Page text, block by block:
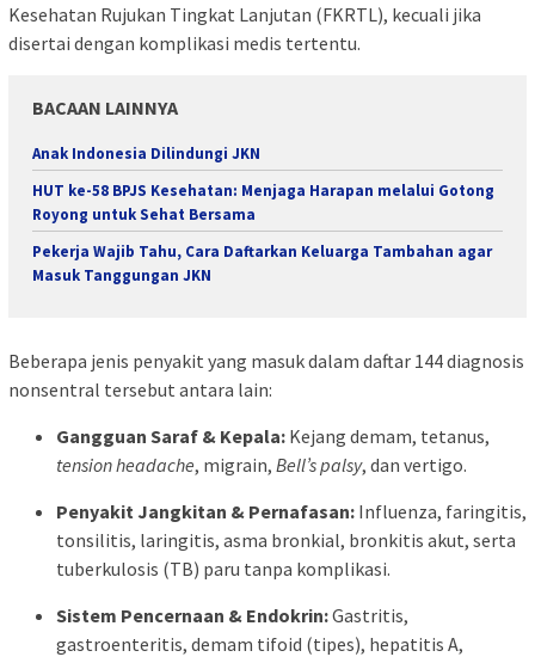
Kesehatan Rujukan Tingkat Lanjutan (FKRTL), kecuali jika
disertai dengan komplikasi medis tertentu.
BACAAN LAINNYA
Anak Indonesia Dilindungi JKN
HUT ke-58 BPJS Kesehatan: Menjaga Harapan melalui Gotong
Royong untuk Sehat Bersama
Pekerja Wajib Tahu, Cara Daftarkan Keluarga Tambahan agar
Masuk Tanggungan JKN
Beberapa jenis penyakit yang masuk dalam daftar 144 diagnosis
nonsentral tersebut antara lain:
Gangguan Saraf & Kepala: Kejang demam, tetanus,
tension headache, migrain, Bell’s palsy, dan vertigo.
Penyakit Jangkitan & Pernafasan: Influenza, faringitis,
tonsilitis, laringitis, asma bronkial, bronkitis akut, serta
tuberkulosis (TB) paru tanpa komplikasi.
Sistem Pencernaan & Endokrin:Gastritis,
gastroenteritis, demam tifoid (tipes), hepatitis A,